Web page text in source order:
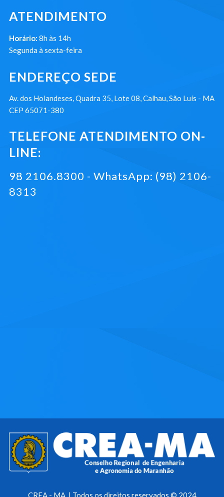
ATENDIMENTO
Horário: 8h às 14h
Segunda à sexta-feira
ENDEREÇO SEDE
Av. dos Holandeses, Quadra 35, Lote 08, Calhau, São Luís - MA
CEP 65071-380
TELEFONE ATENDIMENTO ON-
LINE:
98 2106.8300 - WhatsApp: (98) 2106-
8313
CREA - MA | Todos os direitos reservados © 2024